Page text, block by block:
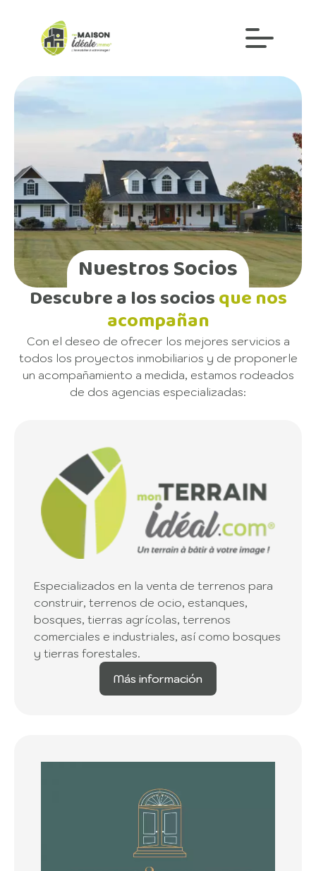
Nuestros Socios
Descubre a los sociosque nos
acompañan
Con el deseo de ofrecer los mejores servicios a
todos los proyectos inmobiliarios y de proponerle
un acompañamiento a medida, estamos rodeados
de dos agencias especializadas:
Especializados en la venta de terrenos para
construir, terrenos de ocio, estanques,
bosques, tierras agrícolas, terrenos
comerciales e industriales, así como bosques
y tierras forestales.
Más información